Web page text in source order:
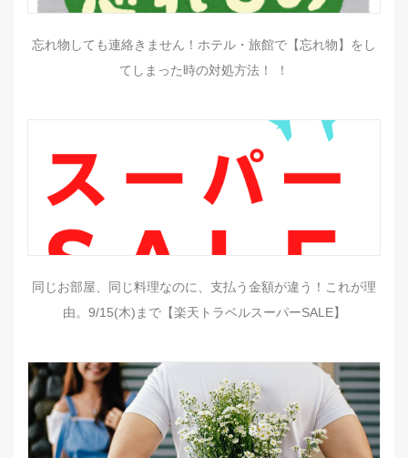
忘れ物しても連絡きません！ホテル・旅館で【忘れ物】をし
てしまった時の対処方法！ ！
同じお部屋、同じ料理なのに、支払う金額が違う！これが理
由。9/15(木)まで【楽天トラベルスーパーSALE】